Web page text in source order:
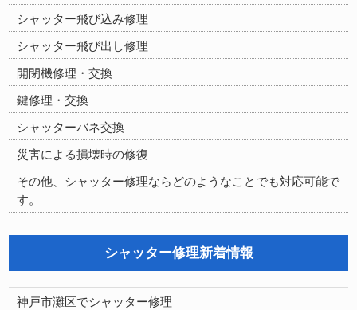
シャッター飛び込み修理
シャッター飛び出し修理
開閉機修理・交換
鍵修理・交換
シャッターバネ交換
災害による損壊時の修復
その他、シャッター修理ならどのようなことでも対応可能で
す。
シャッター修理新着情報
神戸市灘区でシャッター修理